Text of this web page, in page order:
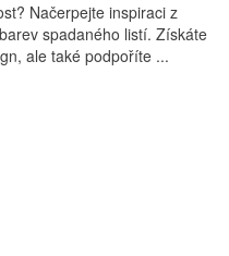
Načerpejte inspiraci z
spadaného listí. Získáte
ale také podpoříte ...